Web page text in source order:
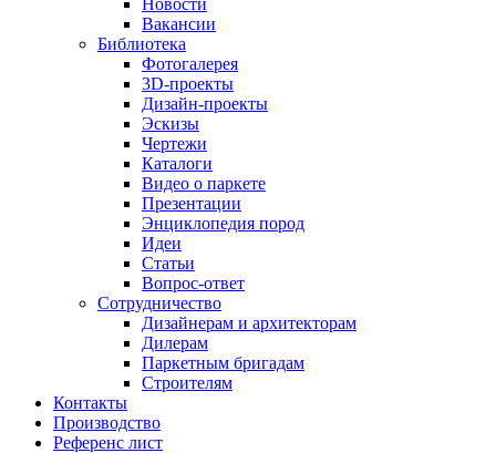
Новости
Вакансии
Библиотека
Фотогалерея
3D-проекты
Дизайн-проекты
Эскизы
Чертежи
Каталоги
Видео о паркете
Презентации
Энциклопедия пород
Идеи
Статьи
Вопрос-ответ
Сотрудничество
Дизайнерам и архитекторам
Дилерам
Паркетным бригадам
Строителям
Контакты
Производство
Референс лист